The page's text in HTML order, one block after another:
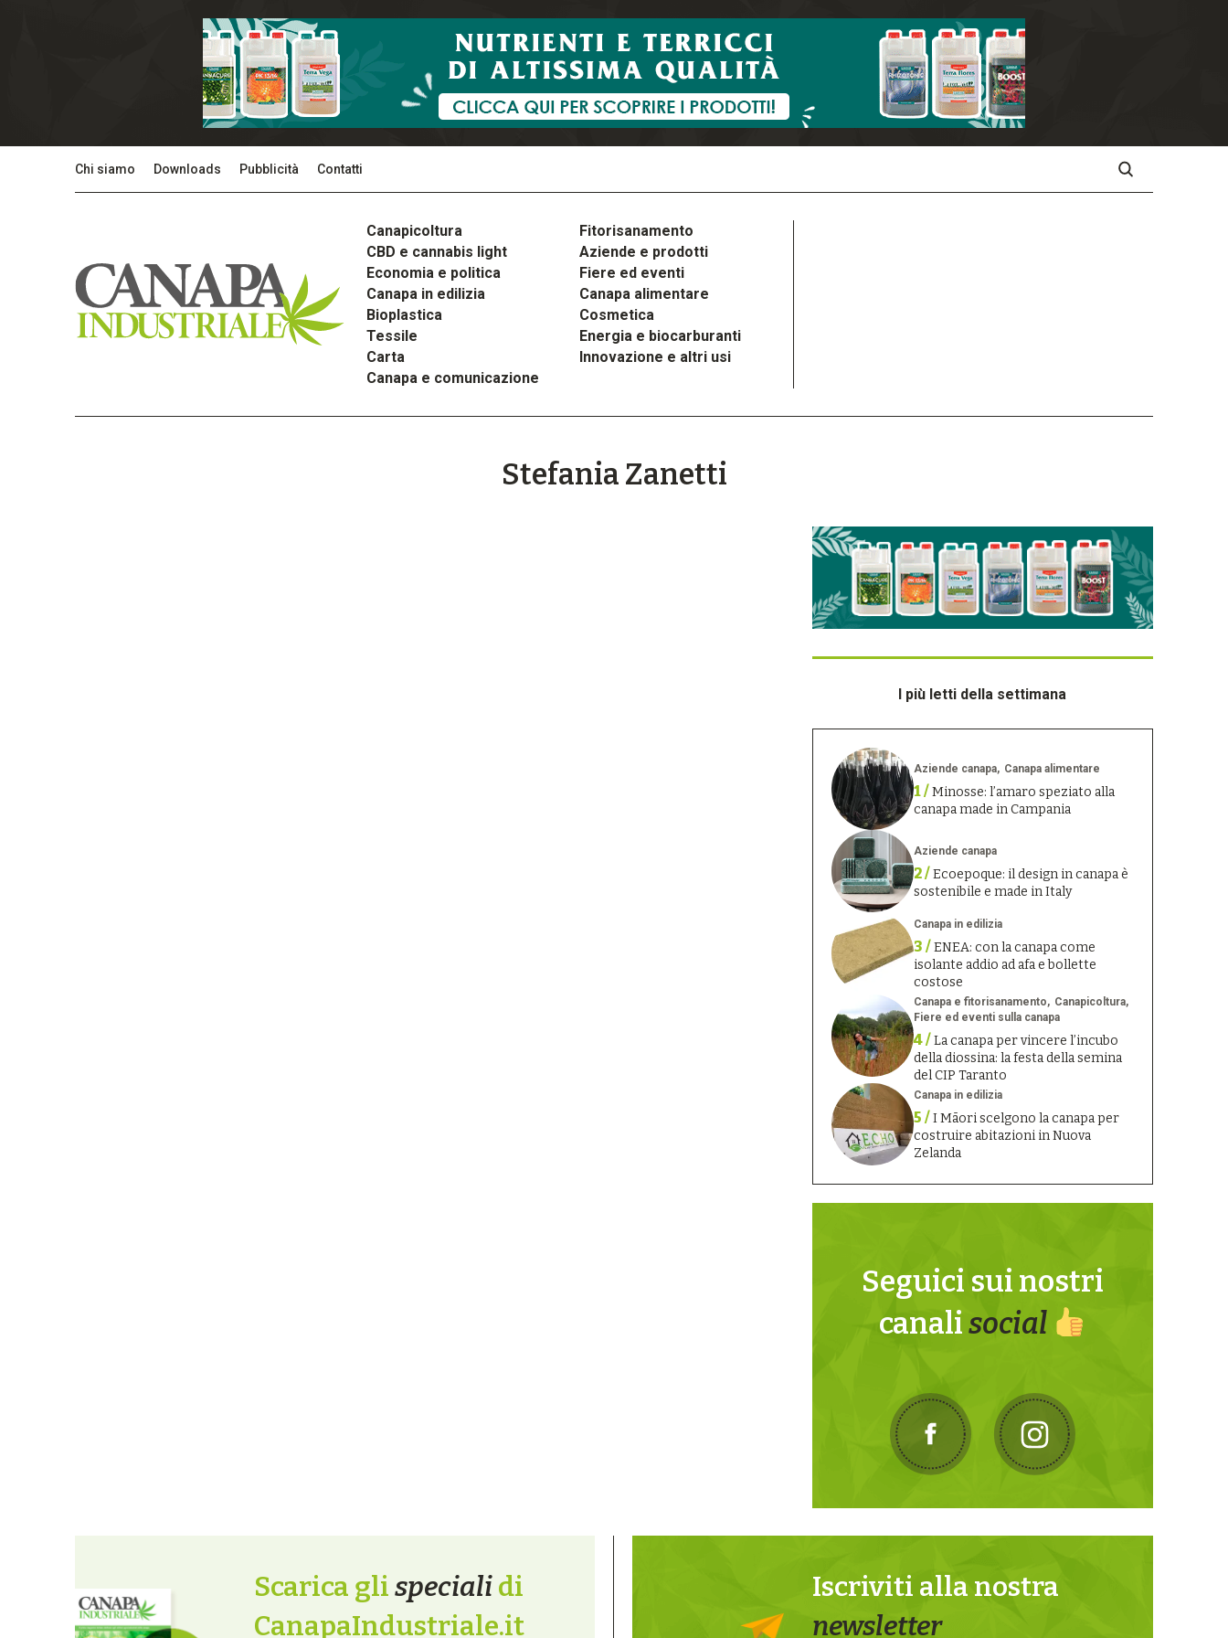
Chi siamo Downloads Pubblicità Contatti
Canapicoltura
Fitorisanamento
CBD e cannabis light
Aziende e prodotti
Economia e politica
Fiere ed eventi
Canapa in edilizia
Canapa alimentare
Bioplastica
Cosmetica
Tessile
Energia e biocarburanti
Carta
Innovazione e altri usi
Canapa e comunicazione
Stefania Zanetti
I più letti della settimana
Aziende canapa Canapa alimentare
1 /Minosse: l’amaro speziato alla
canapa made in Campania
Aziende canapa
2 /Ecoepoque: il design in canapa è
sostenibile e made in Italy
Canapa in edilizia
3 /ENEA: con la canapa come
isolante addio ad afa e bollette
costose
Canapa e fitorisanamento
Canapicoltura
Fiere ed eventi sulla canapa
4 /La canapa per vincere l’incubo
della diossina: la festa della semina
del CIP Taranto
Canapa in edilizia
5 /I Māori scelgono la canapa per
costruire abitazioni in Nuova
Zelanda
Seguici sui nostri
canalisocial
Scarica glispecialidi
CanapaIndustriale.it
Iscriviti alla nostra
newsletter